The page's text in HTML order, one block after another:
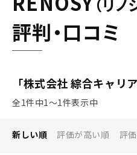
（リノ
評判・口コミ
「株式会社 綜合キャリ
全1件中1〜1件表示中
新しい順 評価が高い順 評